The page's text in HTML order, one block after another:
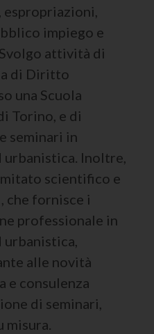
espropriazioni,
impiego e
attività di
di Diritto
una Scuola
Torino, e di
seminari in
Inoltre,
scientifico e
che fornisce i
professionale in
urbanistica,
alle novità
e consulenza
di seminari,
misura.